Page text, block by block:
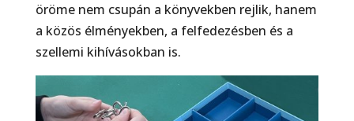
öröme nem csupán a könyvekben rejlik, hanem
a közös élményekben, a felfedezésben és a
szellemi kihívásokban is.